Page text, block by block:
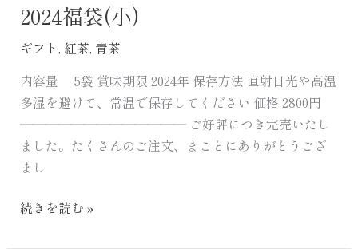
2024福袋(小)
ギフト, 紅茶, 青茶
内容量 5袋 賞味期限 2024年 保存方法 直射日光や高温
多湿を避けて、常温で保存してください 価格 2800円
――――――――――――― ご好評につき完売いたし
ました。たくさんのご注文、まことにありがとうござ
まし
続きを読む »